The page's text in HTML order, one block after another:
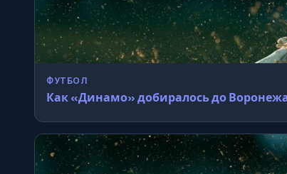
ФУТБОЛ
Как «Динамо» добиралось до